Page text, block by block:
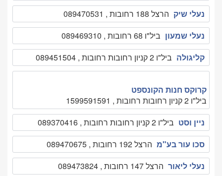
נעלי שיק הרצל 188 רחובות , 089470531
נעלי שמעון ביל"ו 68 רחובות , 089469310
קליגולה ביל"ו 2 קניון רחובות רחובות , 089451504
קרוקס חנות הקונספט
ביל"ו 2 קניון רחובות רחובות , 1599591591
ניין וסט ביל"ו 2 קניון רחובות רחובות , 089370416
סכו עור בע"מ הרצל 192 רחובות , 089470675
נעלי ליאור הרצל 147 רחובות , 089473824